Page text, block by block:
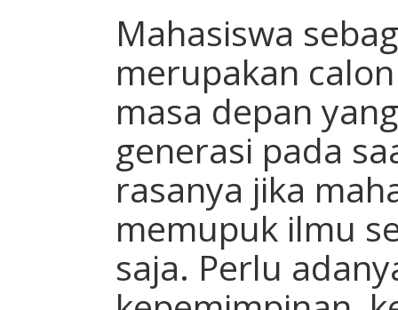
Mahasiswa
merupakan
masa depan
generasi pada
rasanya jika
memupuk ilmu
saja. Perlu